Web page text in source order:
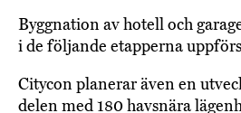
Byggnation av hotell och
i de följande etapperna
Citycon planerar även en
delen med 180 havsnära